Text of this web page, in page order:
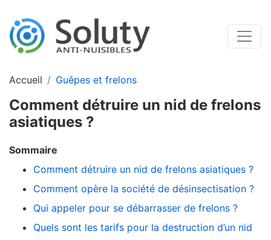
Accueil Guêpes et frelons
Comment détruire un nid de frelons
asiatiques ?
Sommaire
Comment détruire un nid de frelons asiatiques ?
Comment opère la société de désinsectisation ?
Qui appeler pour se débarrasser de frelons ?
Quels sont les tarifs pour la destruction d’un nid